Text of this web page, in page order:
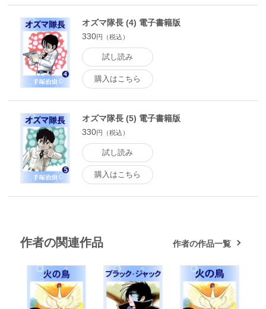
オズマ隊長 (4) 電子書籍版
330円（税込）
試し読み
購入はこちら
オズマ隊長 (5) 電子書籍版
330円（税込）
試し読み
購入はこちら
作者の関連作品 作者の作品一覧